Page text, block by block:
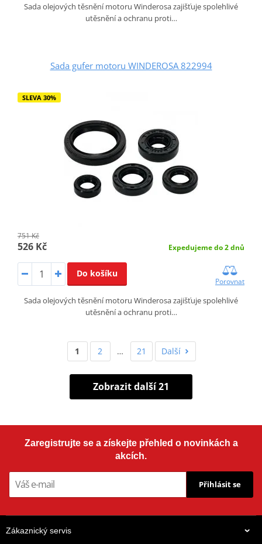
Sada olejových těsnění motoru Winderosa zajišťuje spolehlivé
utěsnění a ochranu proti…
Sada gufer motoru WINDEROSA 822994
SLEVA 30%
751 Kč
526 Kč Expedujeme do 2 dnů
Do košíku
Porovnat
Sada olejových těsnění motoru Winderosa zajišťuje spolehlivé
utěsnění a ochranu proti…
1 2 … 21 Další
Zobrazit další 21
Zaregistrujte se a získejte přehled o novinkách a
akcích.
Přihlásit se
Zákaznický servis